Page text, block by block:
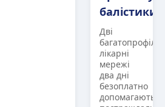
балістики
Дві
лікарні
мережі
два дні
безоплатно
допомагають